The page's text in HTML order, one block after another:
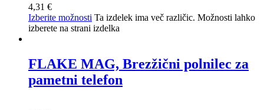
4,31 €
Izberite možnosti Ta izdelek ima več različic. Možnosti lahko
izberete na strani izdelka
FLAKE MAG, Brezžični polnilec za
pametni telefon